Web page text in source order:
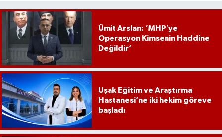
Ümit Arslan: ‘MHP’ye
Operasyon Kimsenin Haddine
Değildir’
Uşak Eğitim ve Araştırma
Hastanesi’ne iki hekim göreve
başladı